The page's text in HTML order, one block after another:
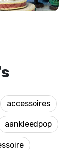
accessoires
aankleedpop